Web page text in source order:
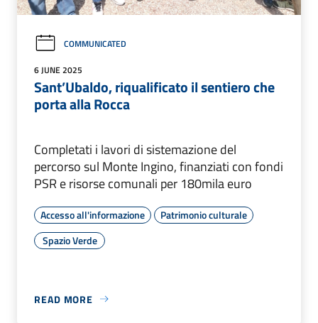
COMMUNICATED
6 JUNE 2025
Sant’Ubaldo, riqualificato il sentiero che
porta alla Rocca
Completati i lavori di sistemazione del
percorso sul Monte Ingino, finanziati con fondi
PSR e risorse comunali per 180mila euro
Accesso all'informazione
Patrimonio culturale
Spazio Verde
READ MORE